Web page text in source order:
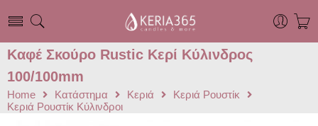
Καφέ Σκούρο Rustic Κερί Kύλινδρος
100/100mm
Home Κατάστημα Κεριά
Κεριά Ρουστίκ
Κεριά Ρουστίκ Κύλινδροι